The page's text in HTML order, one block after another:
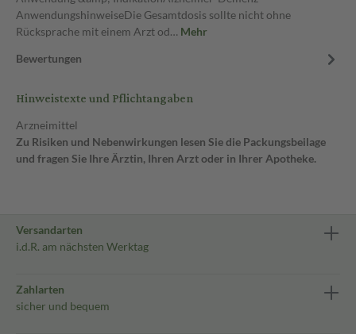
AnwendungshinweiseDie Gesamtdosis sollte nicht ohne
Rücksprache mit einem Arzt od… Mehr
Bewertungen
Hinweistexte und Pflichtangaben
Arzneimittel
Zu Risiken und Nebenwirkungen lesen Sie die Packungsbeilage
und fragen Sie Ihre Ärztin, Ihren Arzt oder in Ihrer Apotheke.
Versandarten
i.d.R. am nächsten Werktag
Zahlarten
sicher und bequem